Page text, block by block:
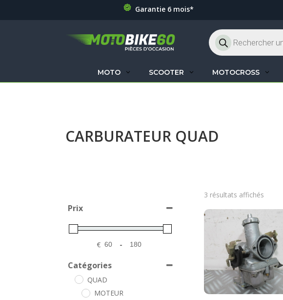
Garantie 6 mois*
Recherche
de
produits
MOTO SCOOTER MOTOCROSS
CARBURATEUR QUAD
Prix
€
Minimum Price
-
Maximum Price
Catégories
QUAD
MOTEUR
3 résultats affichés